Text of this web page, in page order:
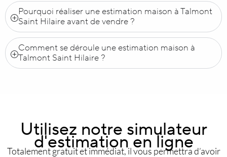
Pourquoi réaliser une estimation maison à Talmont
Saint Hilaire avant de vendre ?
Comment se déroule une estimation maison à
Talmont Saint Hilaire ?
Utilisez notre simulateur
d'estimation en ligne
Totalement gratuit et immédiat, il vous permettra d’avoir